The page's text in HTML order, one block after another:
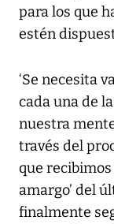
para los que
estén
‘Se necesita
cada una de
nuestra
través del
que recibimos
amargo’ del
finalmente